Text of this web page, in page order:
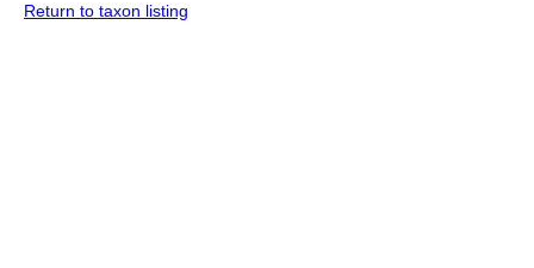
Return to taxon listing